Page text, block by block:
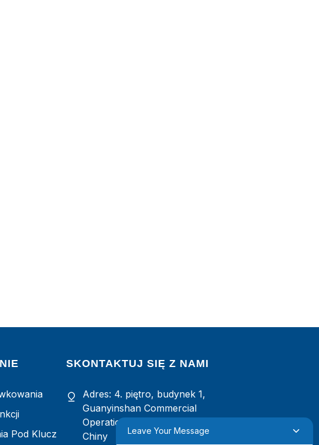
Pod Klucz
SKONTAKTUJ SIĘ Z NAMI
Adres: 4. piętro, budynek 1,
Guanyinshan Commercial
Operation Center, Xiamen, Fujian,
Chiny
Leave Your Message